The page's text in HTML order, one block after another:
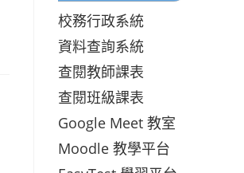
校務行政系統
資料查詢系統
查閱教師課表
查閱班級課表
Google Meet 教室
Moodle 教學平台